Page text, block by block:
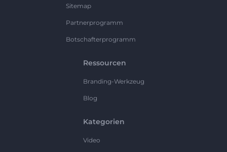
Sitemap
Partnerprogramm
Botschafterprogramm
Ressourcen
Branding-Werkzeug
Blog
Kategorien
Video